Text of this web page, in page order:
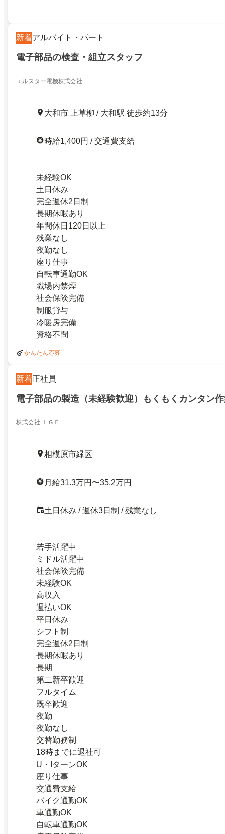
新着アルバイト・パート
電子部品の検査・組立スタッフ
エルスター電機株式会社
大和市 上草柳 / 大和駅 徒歩約13分
時給1,400円 / 交通費支給
未経験OK
土日休み
完全週休2日制
長期休暇あり
年間休日120日以上
残業なし
夜勤なし
座り仕事
自転車通勤OK
職場内禁煙
社会保険完備
制服貸与
冷暖房完備
資格不問
かんたん応募
新着正社員
電子部品の製造（未経験歓迎）もくもくカンタン
株式会社 ＩＧＦ
相模原市緑区
月給31.3万円〜35.2万円
土日休み / 週休3日制 / 残業なし
若手活躍中
ミドル活躍中
社会保険完備
未経験OK
高収入
週払いOK
平日休み
シフト制
完全週休2日制
長期休暇あり
長期
第二新卒歓迎
フルタイム
既卒歓迎
夜勤
夜勤なし
交替勤務制
18時までに退社可
U・IターンOK
座り仕事
交通費支給
バイク通勤OK
車通勤OK
自転車通勤OK